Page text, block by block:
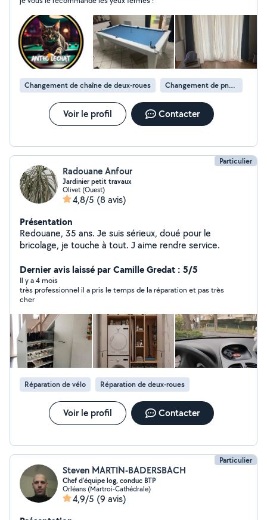
besoins !
Changement de chaîne de deux-roues Changement de pneu d'un deux-roues
Voir le profil Contacter
Particulier
Radouane Anfour
Jardinier petit travaux
Olivet (Ouest)
4,8/5 (8 avis)
Présentation
Redouane, 35 ans. Je suis sérieux, doué pour le
bricolage, je touche à tout. J aime rendre service.
Dernier avis laissé par Camille Gredat : 5/5
Il y a 4 mois
très professionnel il a pris le temps de la réparation et pas très
cher
Réparation de vélo Réparation de deux-roues
Voir le profil Contacter
Particulier
Steven MARTIN-BADERSBACH
Chef d'équipe log, conduc BTP
Orléans (Martroi-Cathédrale)
4,9/5 (9 avis)